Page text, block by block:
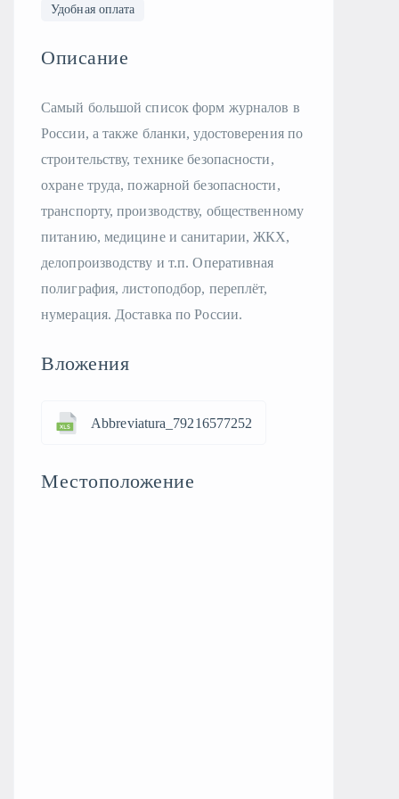
Удобная оплата
Описание
Самый большой список форм журналов в
России, а также бланки, удостоверения по
строительству, технике безопасности,
охране труда, пожарной безопасности,
транспорту, производству, общественному
питанию, медицине и санитарии, ЖКХ,
делопроизводству и т.п. Оперативная
полиграфия, листоподбор, переплёт,
нумерация. Доставка по России.
Вложения
Abbreviatura_79216577252
Местоположение